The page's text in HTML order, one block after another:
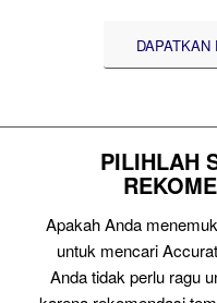
PILIHLAH
Apakah Anda
untuk mencari
Anda tidak perlu ragu